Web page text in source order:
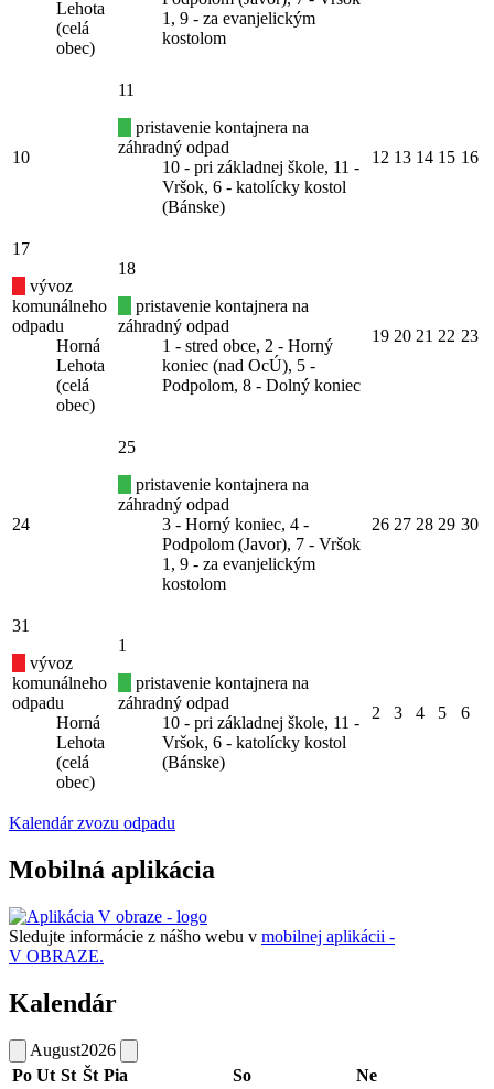
Lehota
(celá
obec)
1, 9 - za evanjelickým
kostolom
10
11
pristavenie kontajnera na
záhradný odpad
10 - pri základnej škole, 11 -
Vršok, 6 - katolícky kostol
(Bánske)
12 13 14 15 16
17
vývoz
komunálneho
odpadu
Horná
Lehota
(celá
obec)
18
pristavenie kontajnera na
záhradný odpad
1 - stred obce, 2 - Horný
koniec (nad OcÚ), 5 -
Podpolom, 8 - Dolný koniec
19 20 21 22 23
24
25
pristavenie kontajnera na
záhradný odpad
3 - Horný koniec, 4 -
Podpolom (Javor), 7 - Vršok
1, 9 - za evanjelickým
kostolom
26 27 28 29 30
31
vývoz
komunálneho
odpadu
Horná
Lehota
(celá
obec)
1
pristavenie kontajnera na
záhradný odpad
10 - pri základnej škole, 11 -
Vršok, 6 - katolícky kostol
(Bánske)
2 3 4 5 6
Kalendár zvozu odpadu
Mobilná aplikácia
Sledujte informácie z nášho webu v mobilnej aplikácii -
V OBRAZE.
Kalendár
August2026
Po Ut St Št Pia So Ne